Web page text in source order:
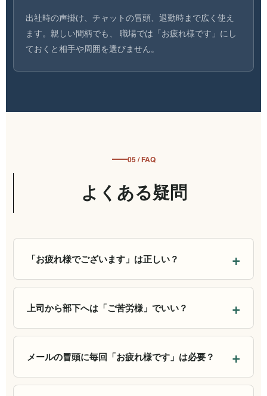
出社時の声掛け、チャットの冒頭、退勤時まで広く使え
ます。親しい間柄でも、 職場では「お疲れ様です」にし
ておくと相手や周囲を選びません。
05 / FAQ
よくある疑問
「お疲れ様でございます」は正しい？
上司から部下へは「ご苦労様」でいい？
メールの冒頭に毎回「お疲れ様です」は必要？